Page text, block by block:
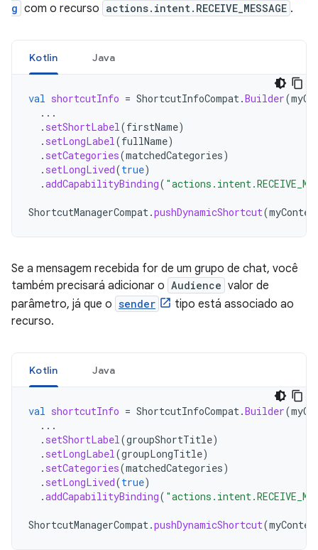
g com o recurso actions.intent.RECEIVE_MESSAGE .
Kotlin Java
val shortcutInfo = ShortcutInfoCompat.Builder(
...
. setShortLabel(firstName)
. setLongLabel(fullName)
. setCategories(matchedCategories)
. setLongLived(true)
.addCapabilityBinding(
ShortcutManagerCompat.pushDynamicShortcut(
Se a mensagem recebida for de um grupo de chat, você
também precisará adicionar o Audience valor de
parâmetro, já que o sender
tipo está associado ao
recurso.
Kotlin Java
val shortcutInfo = ShortcutInfoCompat.Builder(
...
. setShortLabel(groupShortTitle)
. setLongLabel(groupLongTitle)
. setCategories(matchedCategories)
. setLongLived(true)
.addCapabilityBinding(
ShortcutManagerCompat.pushDynamicShortcut(